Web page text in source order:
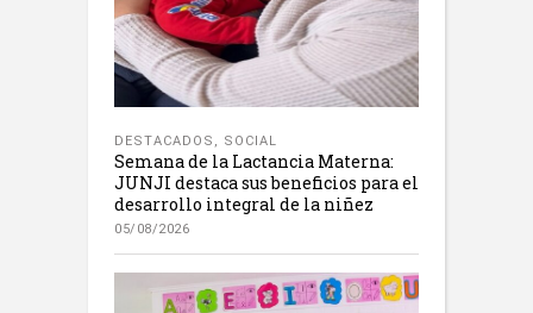
DESTACADOS , SOCIAL
Semana de la Lactancia Materna:
JUNJI destaca sus beneficios para el
desarrollo integral de la niñez
05/08/2026